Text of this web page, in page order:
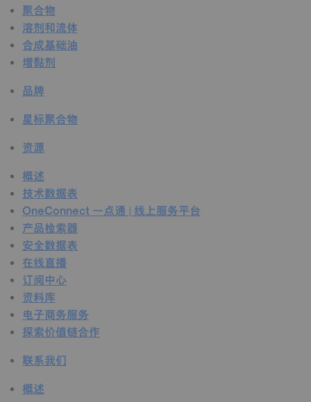
聚合物
溶剂和流体
合成基础油
增黏剂
品牌
星标聚合物
资源
概述
技术数据表
OneConnect 一点通 | 线上服务平台
产品检索器
安全数据表
在线直播
订阅中心
资料库
电子商务服务
探索价值链合作
联系我们
概述